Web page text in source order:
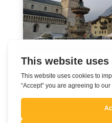
Vivificados pelo
Ago 3, 2026